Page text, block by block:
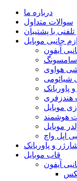
درباره ما
سوالات متداول
با پشتیبان
جانبی موبایل
آیفون
سامسونگ
هواوی
شیائومی
پاوربانک
موبایل
هوشمند
موبایل
اپل واچ
و پاوربانک
قاب موبایل
آیفون